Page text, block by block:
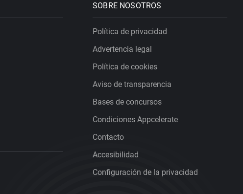
SOBRE NOSOTROS
Política de privacidad
Advertencia legal
Política de cookies
Aviso de transparencia
Bases de concursos
Condiciones Appcelerate
Contacto
Accesibilidad
Configuración de la privacidad